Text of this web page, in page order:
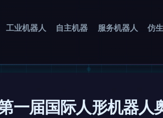
工业机器人 自主机器 服务机器人 仿
届国际人形机器人